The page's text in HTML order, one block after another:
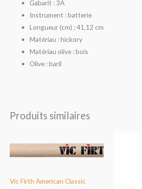
Gabarit : 3A
Instrument : batterie
Longueur (cm) : 41,12 cm
Matériau : hickory
Matériau olive : bois
Olive : baril
Produits similaires
Vic Firth American Classic